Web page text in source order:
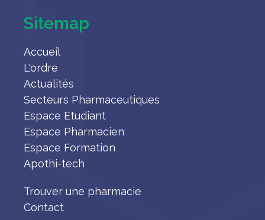
Sitemap
Accueil
L'ordre
Actualités
Secteurs Pharmaceutiques
Espace Etudiant
Espace Pharmacien
Espace Formation
Apothi-tech
Trouver une pharmacie
Contact